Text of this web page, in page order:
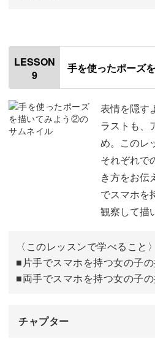
はじめに
使用道具
手を描くときのポイント
両手で顔を隠す女の子の描き方
カフェドリンクを持つ女の子
LESSON
9
手を使ったポーズ
表情を隠す
ラストも、
め。このレ
それぞれで
き方をお伝
でスマホを
観察して描
〈このレッスンで学べること〉
■片手でスマホを持つ女の子
■両手でスマホを持つ女の子
チャプター